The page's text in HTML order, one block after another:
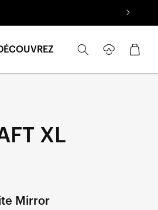
connecter
Panier
XL
Mirror